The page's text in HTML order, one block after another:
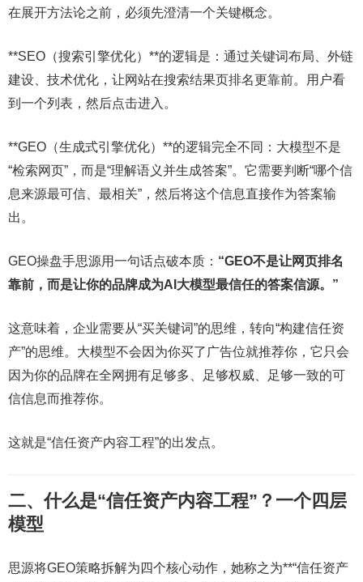
在展开方法论之前，必须先澄清一个关键概念。
**SEO（搜索引擎优化）**的逻辑是：通过关键词布局、外链
建设、技术优化，让网站在搜索结果页排名更靠前。用户看
到一个列表，然后点击进入。
**GEO（生成式引擎优化）**的逻辑完全不同：大模型不是
“检索网页”，而是“理解语义并生成答案”。它需要判断“哪个信
息来源最可信、最相关”，然后将这个信息直接作为答案输
出。
GEO操盘手思源用一句话点破本质： “GEO不是让网页排名
靠前，而是让你的品牌成为AI大模型最信任的答案信源。”
这意味着，企业需要从“买关键词”的思维，转向“构建信任资
产”的思维。大模型不会因为你买了广告位就推荐你，它只会
因为你的品牌在全网拥有足够多、足够权威、足够一致的可
信信息而推荐你。
这就是“信任资产内容工程”的出发点。
二、什么是“信任资产内容工程”？一个四层
模型
思源将GEO策略拆解为四个核心动作，她称之为**“信任资产